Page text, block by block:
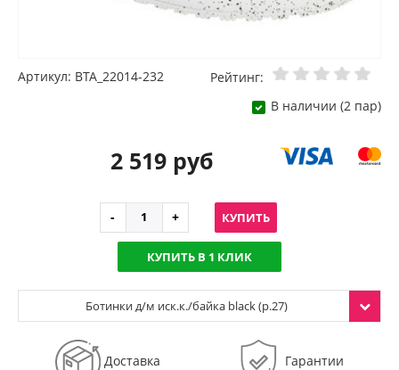
Артикул: BTA_22014-232
Рейтинг:
В наличии (2 пар)
2 519 руб
КУПИТЬ
КУПИТЬ В 1 КЛИК
Ботинки д/м иск.к./байка black (р.27)
Доставка Гарантии